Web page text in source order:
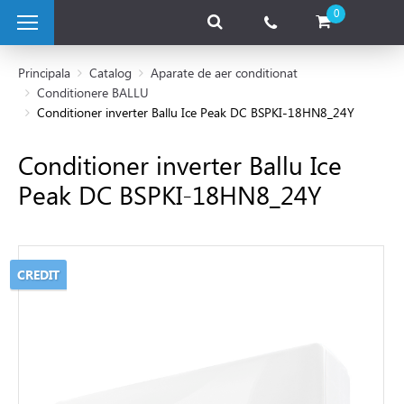
pe gaz
de caldura
0
Principala Catalog
Aparate de aer conditionat
Conditionere BALLU
Conditioner inverter Ballu Ice Peak DC BSPKI-18HN8_24Y
Conditioner inverter Ballu Ice
Peak DC BSPKI-18HN8_24Y
CREDIT